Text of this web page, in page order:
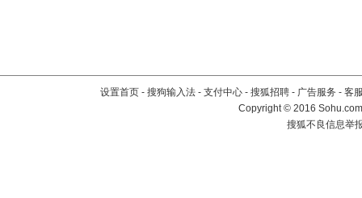
设置首页 - 搜狗输入法 - 支付中心 - 搜狐招聘 - 广告服务 - 客
Copyright©2016
搜狐不良信息举